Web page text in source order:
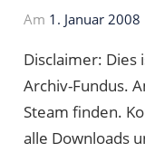
Am 1. Januar 2008
Disclaimer: Dies
Archiv-Fundus.
Steam finden.
alle Downloads